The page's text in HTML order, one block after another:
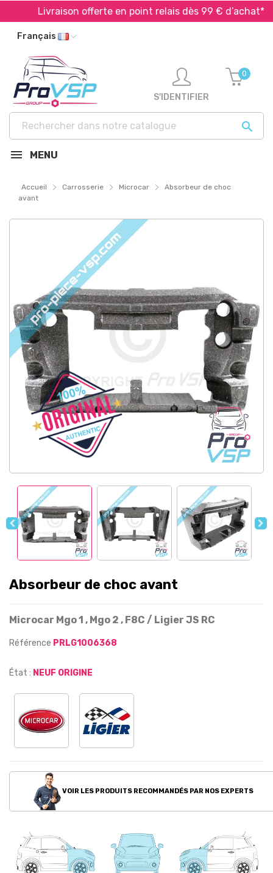
Livraison offerte en point relais dès 99 € d’achat*
Français

S'IDENTIFIER
0
MENU
Accueil Carrosserie Microcar
Absorbeur de choc
avant
Absorbeur de choc avant
Microcar Mgo 1 , Mgo 2 , F8C / Ligier JS RC
Référence PRLG1006368
État : NEUF ORIGINE
VOIR LES PRODUITS RECOMMANDÉS PAR NOS EXPERTS